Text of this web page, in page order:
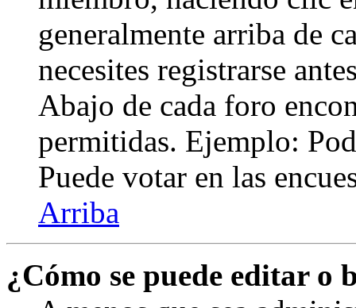
generalmente arriba de
necesites registrarse
Abajo de cada foro
permitidas. Ejemplo:
Puede votar en las
Arriba
¿Cómo se puede editar o